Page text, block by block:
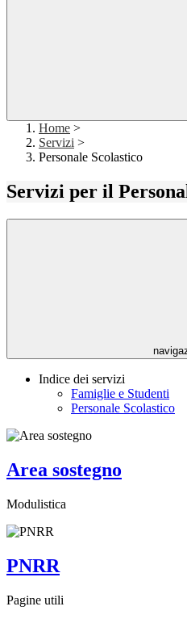
Home >
Servizi >
Personale Scolastico
Servizi per il
Indice dei servizi
Famiglie e Studenti
Personale Scolastico
Area sostegno
Modulistica
PNRR
Pagine utili